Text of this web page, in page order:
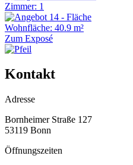
Zimmer: 1
Wohnfläche: 40.9 m²
Zum Exposé
Kontakt
Adresse
Bornheimer Straße 127
53119 Bonn
Öffnungszeiten